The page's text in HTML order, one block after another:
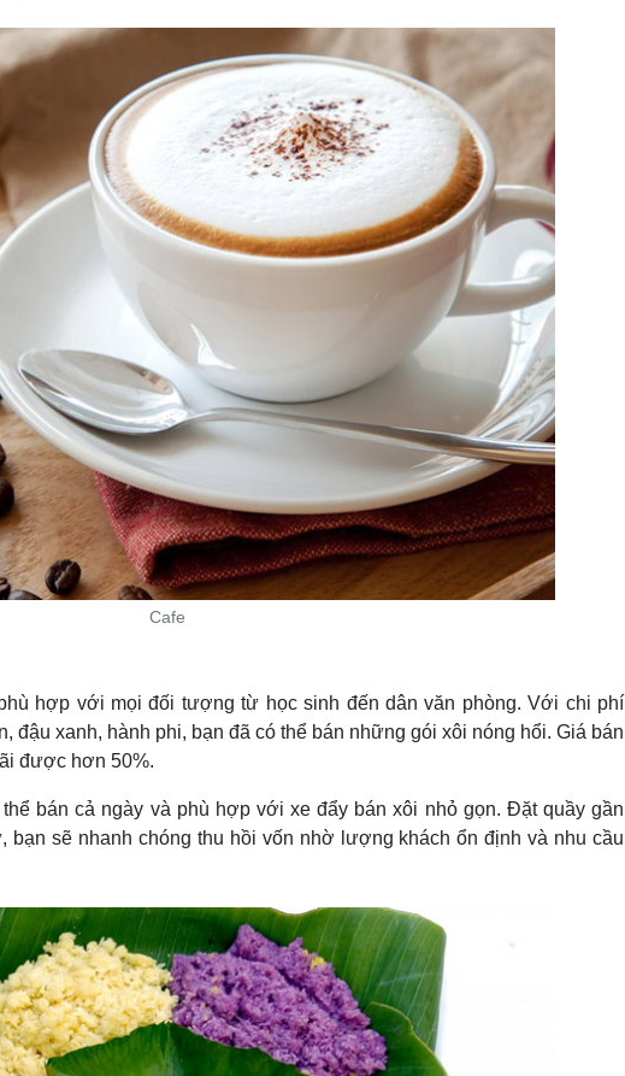
Cafe
hợp với mọi đối tượng từ học sinh đến dân văn phòng. Với chi phí
đậu xanh, hành phi, bạn đã có thể bán những gói xôi nóng hổi. Giá bán
được hơn 50%.
bán cả ngày và phù hợp với xe đẩy bán xôi nhỏ gọn. Đặt quầy gần
bạn sẽ nhanh chóng thu hồi vốn nhờ lượng khách ổn định và nhu cầu